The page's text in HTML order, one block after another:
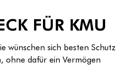
FÜR KMU
wünschen sich besten Schutz
ohne dafür ein Vermögen